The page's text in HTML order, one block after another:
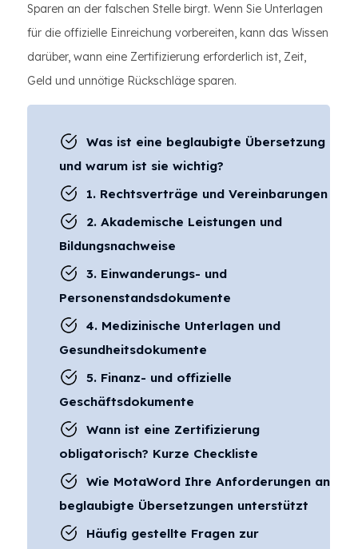
Sparen an der falschen Stelle birgt. Wenn Sie Unterlagen
für die offizielle Einreichung vorbereiten, kann das Wissen
darüber, wann eine Zertifizierung erforderlich ist, Zeit,
Geld und unnötige Rückschläge sparen.
Was ist eine beglaubigte Übersetzung
und warum ist sie wichtig?
1. Rechtsverträge und Vereinbarungen
2. Akademische Leistungen und
Bildungsnachweise
3. Einwanderungs- und
Personenstandsdokumente
4. Medizinische Unterlagen und
Gesundheitsdokumente
5. Finanz- und offizielle
Geschäftsdokumente
Wann ist eine Zertifizierung
obligatorisch? Kurze Checkliste
Wie MotaWord Ihre Anforderungen an
beglaubigte Übersetzungen unterstützt
Häufig gestellte Fragen zur